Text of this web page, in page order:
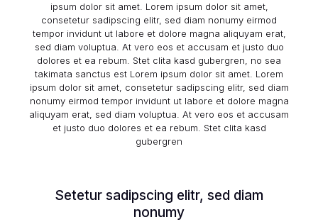
ipsum dolor sit amet. Lorem ipsum dolor sit amet,
consetetur sadipscing elitr, sed diam nonumy eirmod
tempor invidunt ut labore et dolore magna aliquyam erat,
sed diam voluptua. At vero eos et accusam et justo duo
dolores et ea rebum. Stet clita kasd gubergren, no sea
takimata sanctus est Lorem ipsum dolor sit amet. Lorem
ipsum dolor sit amet, consetetur sadipscing elitr, sed diam
nonumy eirmod tempor invidunt ut labore et dolore magna
aliquyam erat, sed diam voluptua. At vero eos et accusam
et justo duo dolores et ea rebum. Stet clita kasd
gubergren
Setetur sadipscing elitr, sed diam
nonumy